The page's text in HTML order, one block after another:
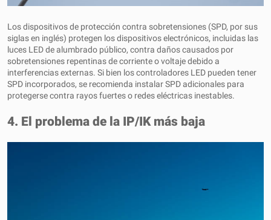
Los dispositivos de protección contra sobretensiones (SPD, por sus
siglas en inglés) protegen los dispositivos electrónicos, incluidas las
luces LED de alumbrado público, contra daños causados ​​por
sobretensiones repentinas de corriente o voltaje debido a
interferencias externas. Si bien los controladores LED pueden tener
SPD incorporados, se recomienda instalar SPD adicionales para
protegerse contra rayos fuertes o redes eléctricas inestables.
4. El problema de la IP/IK más baja